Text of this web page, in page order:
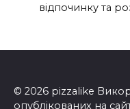
відпочинку та
© 2026 pizzalike
опублікованих на